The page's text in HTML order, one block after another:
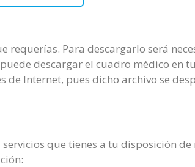
requerías. Para descargarlo será
descargar el cuadro médico en
Internet, pues dicho archivo se
que tienes a tu disposición